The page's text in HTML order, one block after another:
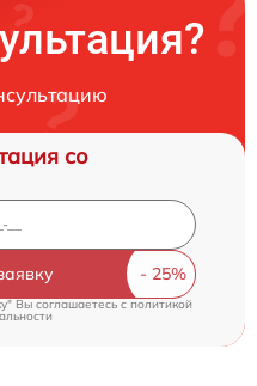
со
Вы соглашаетесь cполитикой